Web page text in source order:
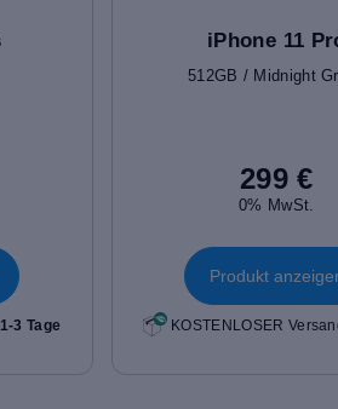
1-3 Tage
iPhone 11
512GB / Midnight
299 €
0% MwSt.
Produkt
KOSTENLOSER